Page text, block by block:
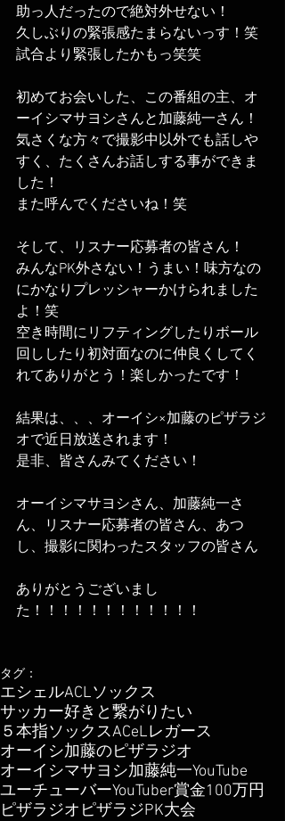
助っ人だったので絶対外せない！
久しぶりの緊張感たまらないっす！笑
試合より緊張したかもっ笑笑
初めてお会いした、この番組の主、オ
ーイシマサヨシさんと加藤純一さん！
気さくな方々で撮影中以外でも話しや
すく、たくさんお話しする事ができま
した！
また呼んでくださいね！笑
そして、リスナー応募者の皆さん！
みんなPK外さない！うまい！味方なの
にかなりプレッシャーかけられました
よ！笑
空き時間にリフティングしたりボール
回ししたり初対面なのに仲良くしてく
れてありがとう！楽しかったです！
結果は、、、オーイシ×加藤のピザラジ
オで近日放送されます！
是非、皆さんみてください！
オーイシマサヨシさん、加藤純一さ
ん、リスナー応募者の皆さん、あつ
し、撮影に関わったスタッフの皆さん
ありがとうございまし
た！！！！！！！！！！！！
タグ：
エシェルACLソックス
サッカー好きと繋がりたい
５本指ソックスACeLレガース
オーイシ加藤のピザラジオ
オーイシマサヨシ加藤純一YouTube
ユーチューバーYouTuber賞金100万円
ピザラジオ ピザラジPK大会